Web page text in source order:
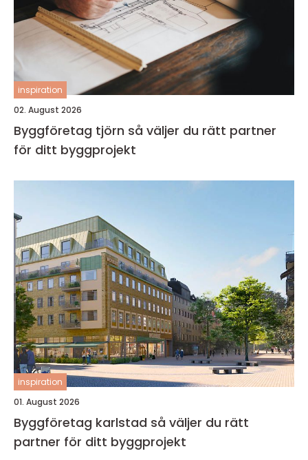
inspiration
02. August 2026
Byggföretag tjörn så väljer du rätt partner
för ditt byggprojekt
inspiration
01. August 2026
Byggföretag karlstad så väljer du rätt
partner för ditt byggprojekt